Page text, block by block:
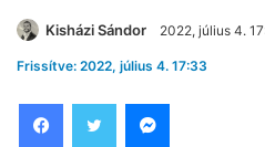
Kisházi Sándor 2022, július 4.
Frissítve: 2022, július 4. 17:33